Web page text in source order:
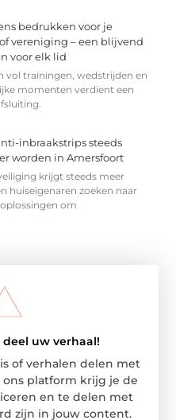
bedrukken voor je
vereniging – een blijvend
voor elk lid
vol trainingen, wedstrijden en
momenten verdient een
inbraakstrips steeds
worden in Amersfoort
krijgt steeds meer
huiseigenaren zoeken naar
om
uw verhaal!
of verhalen delen met
platform krijg je de
en te delen met
zijn in jouw content.